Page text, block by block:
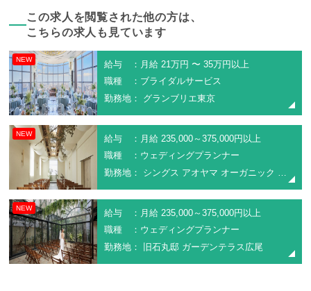
この求人を閲覧された他の方は、
こちらの求人も見ています
NEW
給与 ：月給 21万円 〜 35万円以上
職種 ：ブライダルサービス
勤務地： グランブリエ東京
NEW
給与 ：月給 235,000～375,000円以上
職種 ：ウェディングプランナー
NEW
給与 ：月給 235,000～375,000円以上
職種 ：ウェディングプランナー
勤務地： 旧石丸邸 ガーデンテラス広尾